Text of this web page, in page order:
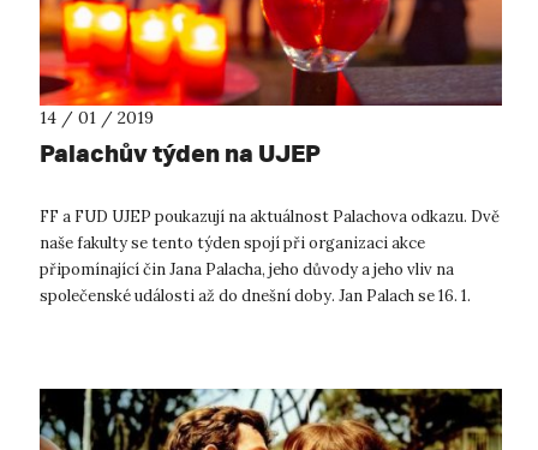
14 / 01 / 2019
Palachův týden na UJEP
FF a FUD UJEP poukazují na aktuálnost Palachova odkazu. Dvě
naše fakulty se tento týden spojí při organizaci akce
připomínající čin Jana Palacha, jeho důvody a jeho vliv na
společenské události až do dnešní doby. Jan Palach se 16. 1.